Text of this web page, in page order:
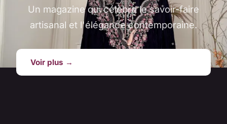
Un magazine qui célèbre le savoir-faire
artisanal et l'élégance contemporaine.
Voir plus →